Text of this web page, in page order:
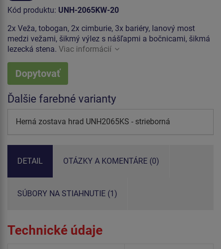
Kód produktu: UNH-2065KW-20
2x Veža, tobogan, 2x cimburie, 3x bariéry, lanový most
medzi vežami, šikmý výlez s nášľapmi a bočnicami, šikmá
lezecká stena. Viac informácií
Dopytovať
Ďalšie farebné varianty
Herná zostava hrad UNH2065KS - strieborná
DETAIL OTÁZKY A KOMENTÁRE (0)
SÚBORY NA STIAHNUTIE (1)
Technické údaje